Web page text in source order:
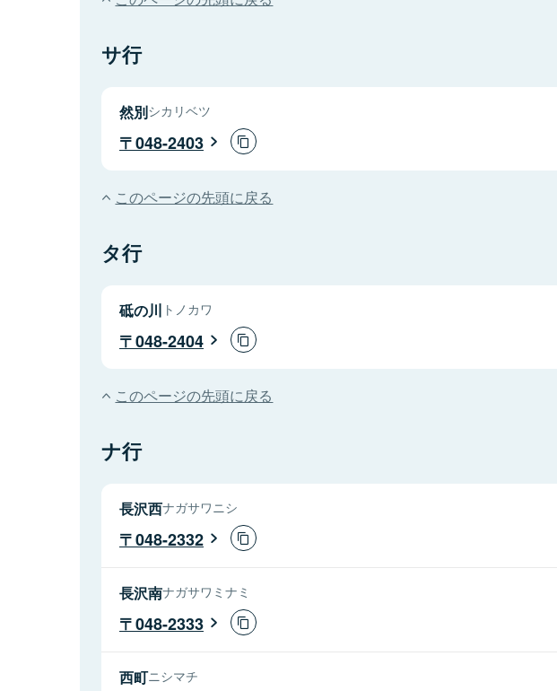
サ行
然別シカリベツ
048-2403
このページの先頭に戻る
タ行
砥の川 トノカワ
048-2404
このページの先頭に戻る
ナ行
長沢西ナガサワニシ
048-2332
長沢南ナガサワミナミ
048-2333
西町ニシマチ